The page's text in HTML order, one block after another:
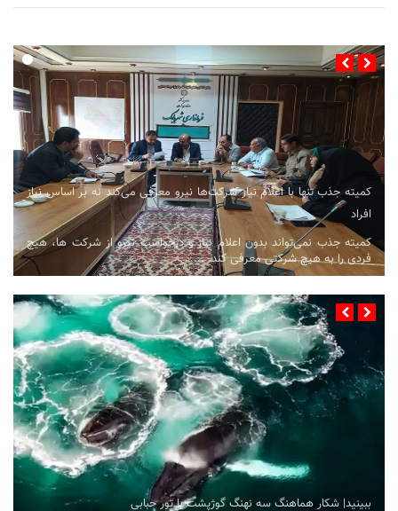
کمیته جذب تنها با اعلام نیاز شرکت‌ها نیرو معرفی می‌کند نه بر اساس نیاز
افراد
کمیته جذب نمی‌تواند بدون اعلام نیاز و درخواست نیرو از شرکت ها، هیچ
فردی را به هیچ شرکتی معرفی کند. ...
ببینید| شکار هماهنگ سه نهنگ گوژپشت با تور حبابی